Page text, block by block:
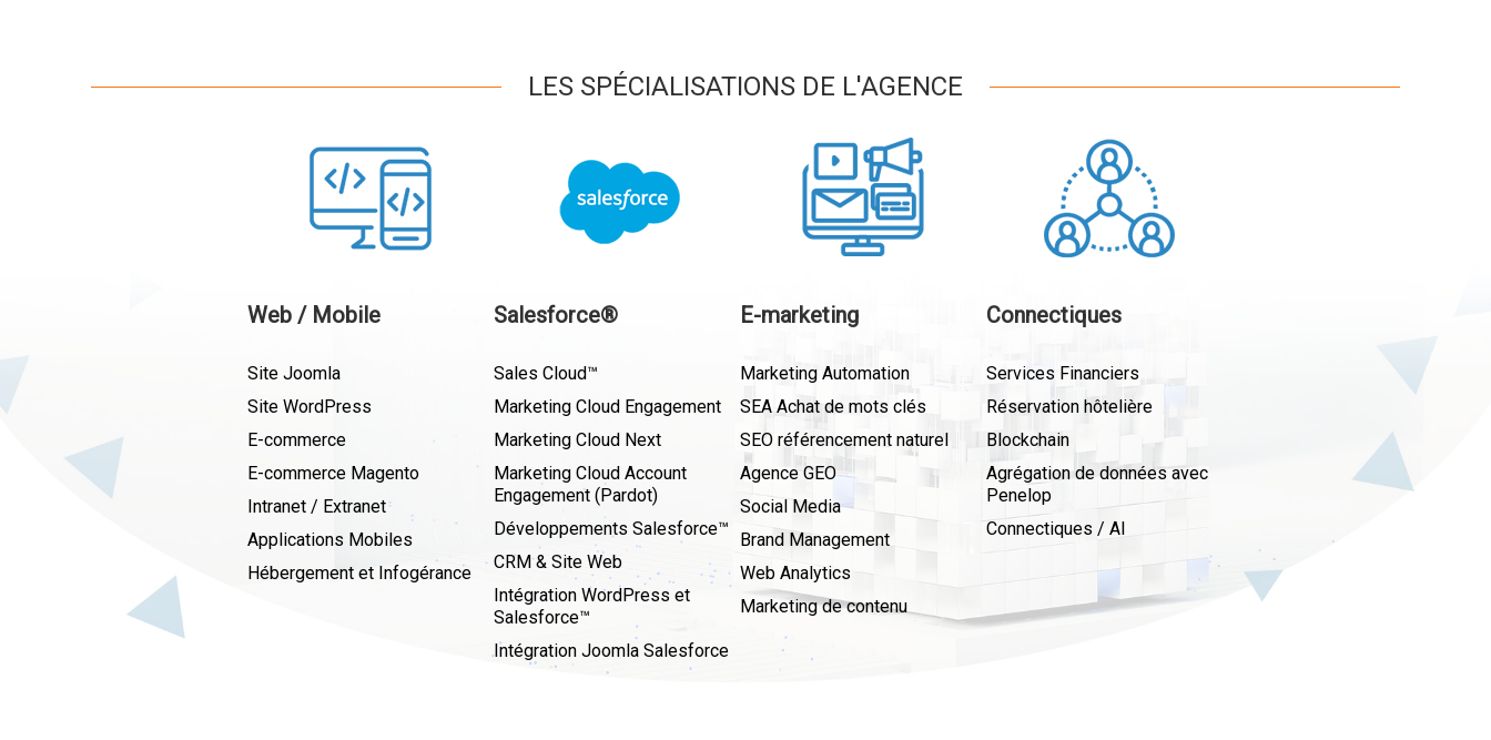
LES SPÉCIALISATIONS DE L'AGENCE
Web / Mobile
Site Joomla
Site WordPress
E-commerce
E-commerce Magento
Intranet / Extranet
Applications Mobiles
Hébergement et Infogérance
Salesforce®
Sales Cloud™
Marketing Cloud Engagement
Marketing Cloud Next
Marketing Cloud Account
Engagement (Pardot)
Développements Salesforce™
CRM & Site Web
Intégration WordPress et
Salesforce™
Intégration Joomla Salesforce
E-marketing
Marketing Automation
SEA Achat de mots clés
SEO référencement naturel
Agence GEO
Social Media
Brand Management
Web Analytics
Marketing de contenu
Connectiques
Services Financiers
Réservation hôtelière
Blockchain
Agrégation de données avec
Penelop
Connectiques / AI